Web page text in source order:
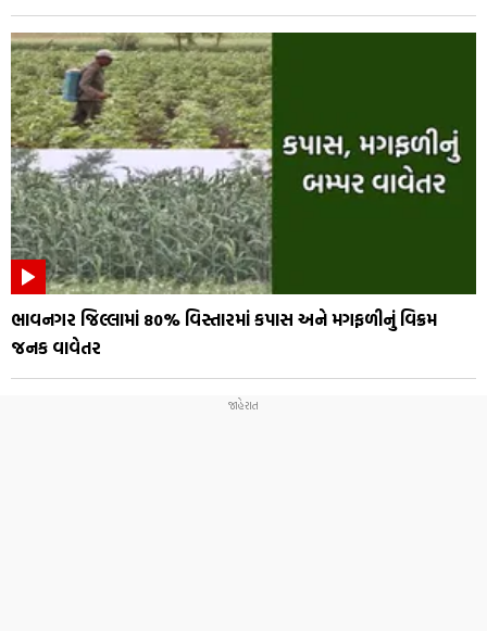
ભાવનગર જિલ્લામાં 80% વિસ્તારમાં કપાસ અને મગફળીનું વિક્રમ
જનક વાવેતર